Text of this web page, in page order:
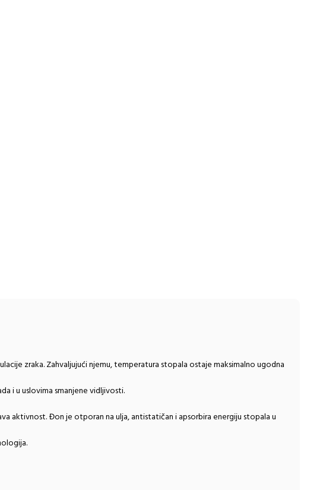
zraka. Zahvaljujući njemu, temperatura stopala ostaje maksimalno ugodna
i u uslovima smanjene vidljivosti.
aktivnost. Đon je otporan na ulja, antistatičan i apsorbira energiju stopala u